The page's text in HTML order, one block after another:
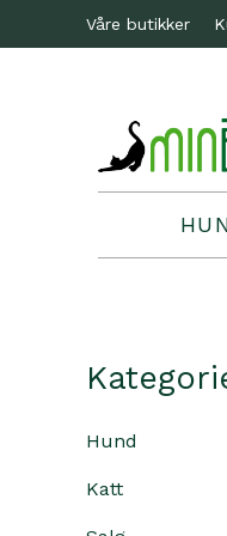
Våre butikker
Hund
Katt